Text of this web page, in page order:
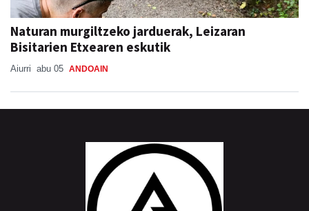
Naturan murgiltzeko jarduerak, Leizaran
Bisitarien Etxearen eskutik
Aiurri abu 05 ANDOAIN